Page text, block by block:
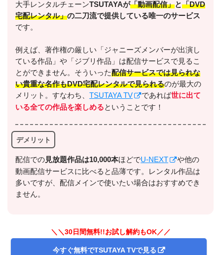
＼＼31日間無料!!お試し解約もOK／／
今すぐ無料でU-NEXTで見る
出典: U-NEXTヘルプセンター
大手レンタルチェーンTSUTAYAが「動画配信」と「DVD
宅配レンタル」の二刀流で提供している唯一のサービス
です。
例えば、著作権の厳しい「ジャニーズメンバーが出演し
ている作品」や「ジブリ作品」は配信サービスで見るこ
とができません。そういった配信サービスでは見られな
い貴重な名作もDVD宅配レンタルで見られるのが最大の
メリット。すなわち、 TSUTAYA TV であれば世に出て
いる全ての作品を楽しめるということです！
デメリット
配信での⾒放題作品は10,000本ほどでU-NEXT
や他の
動画配信サービスに比べると品薄です。レンタル作品は
多いですが、配信メインで使いたい場合はおすすめでき
ません。
＼＼30日間無料!!お試し解約もOK／／
今すぐ無料でTSUTAYA TVで見る